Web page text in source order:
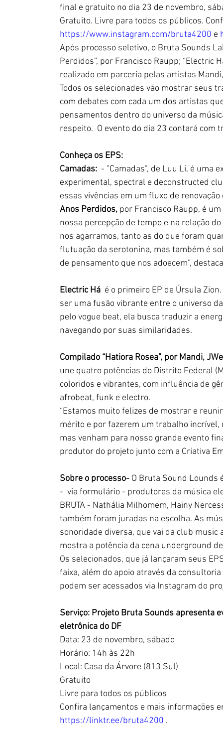
final e gratuito no dia 23 de novembro,
Gratuito. Livre para todos os públicos.
https://www.instagram.com/bruta4200 e
Após processo seletivo, o Bruta Sounds
Perdidos”, por Francisco Raupp; “Electric
realizado em parceria pelas artistas
Todos os selecionades vão mostrar seus
com debates com cada um dos artistas
pensamentos dentro do universo da
respeito.  O evento do dia 23 contará
Conheça os EPS:
Camadas: - "Camadas", de Luu Li, é uma
experimental, spectral e deconstructed
essas vivências em um fluxo de
Anos Perdidos, por Francisco Raupp, é
nossa percepção de tempo e na relação
nos agarramos, tanto as do que foram
flutuação da serotonina, mas também é
de pensamento que nos adoecem”,
Electric Há é o primeiro EP de Úrsula
ser uma fusão vibrante entre o universo
pelo vogue beat, ela busca traduzir a
navegando por suas similaridades.
Compilado “Hatiora Rosea”, por Mandi,
une quatro potências do Distrito Federal
coloridos e vibrantes, com influência de
afrobeat, funk e electro.
“Estamos muito felizes de mostrar e
mérito e por fazerem um trabalho
mas venham para nosso grande evento
produtor do projeto junto com a Criativa
Sobre o processo- O Bruta Sound
-  via formulário - produtores da música
BRUTA - Nathália Milhomem, Hainy
também foram juradas na escolha. As
sonoridade diversa, que vai da club
mostra a potência da cena underground
Os selecionados, que já lançaram seus
faixa, além do apoio através da
podem ser acessados via Instagram do
Serviço: Projeto Bruta Sounds apresenta
eletrônica do DF
Data: 23 de novembro, sábado
Horário: 14h às 22h
Local: Casa da Árvore (813 Sul)
Gratuito
Livre para todos os públicos
Confira lançamentos e mais informações
https://linktr.ee/bruta4200 .